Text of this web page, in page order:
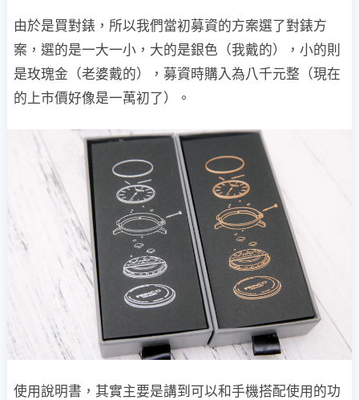
由於是買對錶，所以我們當初募資的方案選了對錶方
案，選的是一大一小，大的是銀色（我戴的），小的則
是玫瑰金（老婆戴的），募資時購入為八千元整（現在
的上市價好像是一萬初了）。
使用說明書，其實主要是講到可以和手機搭配使用的功